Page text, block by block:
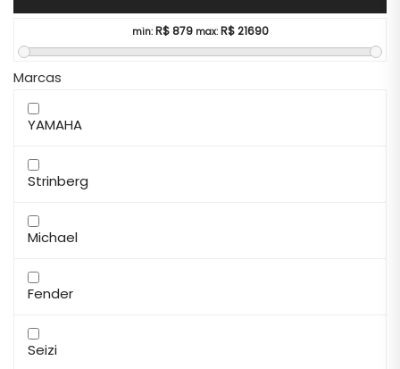
min: R$ 879 max: R$21690
Marcas
YAMAHA
Strinberg
Michael
Fender
Seizi